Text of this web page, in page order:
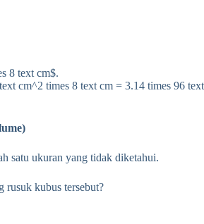
8 text cm$.
cm^2 times 8 text cm = 3.14 times 96
satu ukuran yang tidak diketahui.
rusuk kubus tersebut?